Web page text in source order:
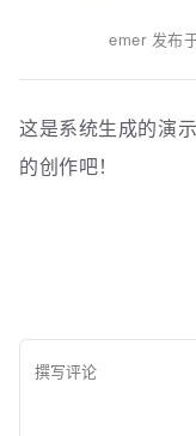
emer 发布
这是系统生成的演
的创作吧！